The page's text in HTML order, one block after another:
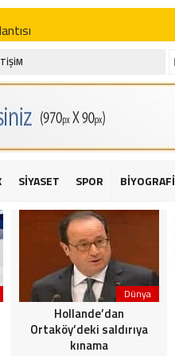
etti
silahlı saldırı: 2 yaralı
ilişkin açıklama
SİYASET SPOR BİYOGRAFİ
Dünya
Hollande’dan
Ortaköy’deki saldırıya
kınama